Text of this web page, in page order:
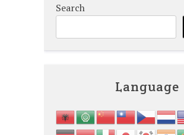
Search
Language